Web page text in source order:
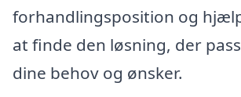
forhandlingsposition og
at finde den løsning, der
dine behov og ønsker.